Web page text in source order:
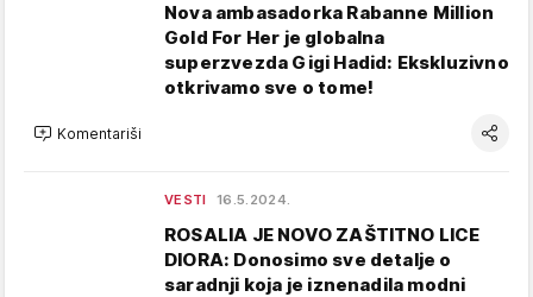
Nova ambasadorka Rabanne Million
Gold For Her je globalna
superzvezda Gigi Hadid: Ekskluzivno
otkrivamo sve o tome!
Komentariši
VESTI 16.5.2024.
ROSALIA JE NOVO ZAŠTITNO LICE
DIORA: Donosimo sve detalje o
saradnji koja je iznenadila modni